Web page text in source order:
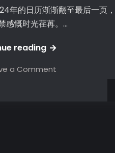
年的日历渐渐翻至最后一页，
感慨时光荏苒。…
reading
a Comment